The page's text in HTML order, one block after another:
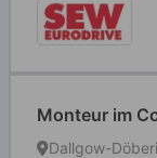
Monteur im
Dallgow-